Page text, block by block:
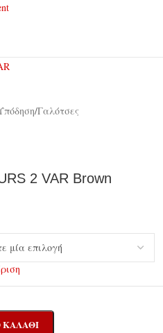
/Γαλότσες
2 VAR Brown